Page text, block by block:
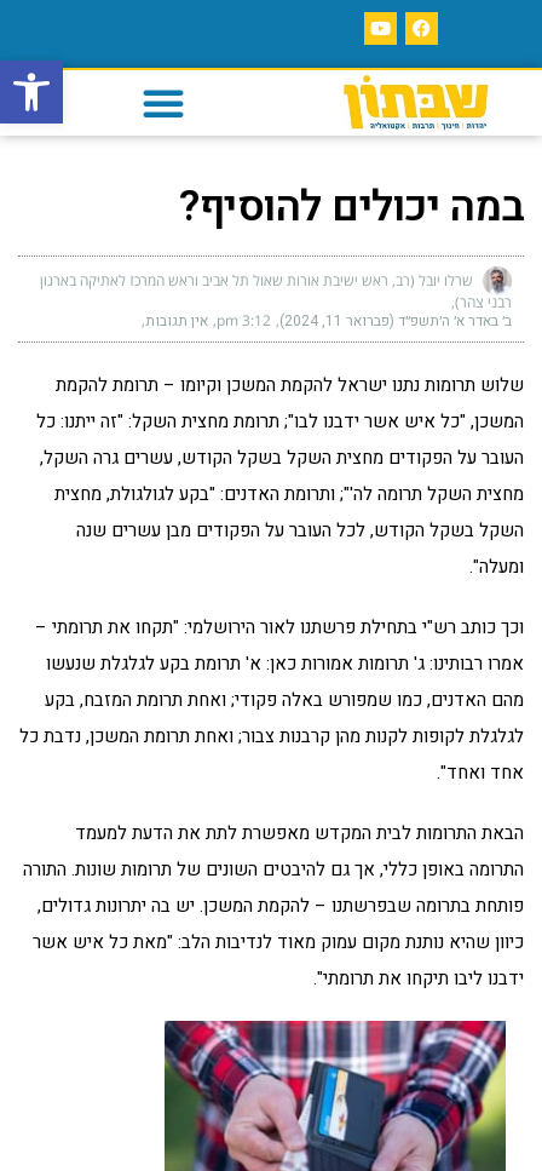
פתח
במה יכולים להוסיף?
שרלו יובל (רב, ראש ישיבת אורות שאול תל אביב וראש המרכז לאתיקה בארגון
רבני צהר)
ב׳ באדר א׳ ה׳תשפ״ד (פברואר 11, 2024) 3:12 pm אין תגובות
שלוש תרומות נתנו ישראל להקמת המשכן וקיומו – תרומת להקמת
המשכן, "כל איש אשר ידבנו לבו"; תרומת מחצית השקל: "זה ייתנו: כל
העובר על הפקודים מחצית השקל בשקל הקודש, עשרים גרה השקל,
מחצית השקל תרומה לה'"; ותרומת האדנים: "בקע לגולגולת, מחצית
השקל בשקל הקודש, לכל העובר על הפקודים מבן עשרים שנה
ומעלה".
וכך כותב רש"י בתחילת פרשתנו לאור הירושלמי: "תקחו את תרומתי –
אמרו רבותינו: ג' תרומות אמורות כאן: א' תרומת בקע לגלגלת שנעשו
מהם האדנים, כמו שמפורש באלה פקודי; ואחת תרומת המזבח, בקע
לגלגלת לקופות לקנות מהן קרבנות צבור; ואחת תרומת המשכן, נדבת כל
אחד ואחד".
הבאת התרומות לבית המקדש מאפשרת לתת את הדעת למעמד
התרומה באופן כללי, אך גם להיבטים השונים של תרומות שונות. התורה
פותחת בתרומה שבפרשתנו – להקמת המשכן. יש בה יתרונות גדולים,
כיוון שהיא נותנת מקום עמוק מאוד לנדיבות הלב: "מאת כל איש אשר
ידבנו ליבו תיקחו את תרומתי".